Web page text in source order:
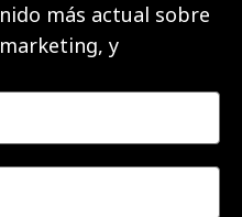
más actual sobre
y